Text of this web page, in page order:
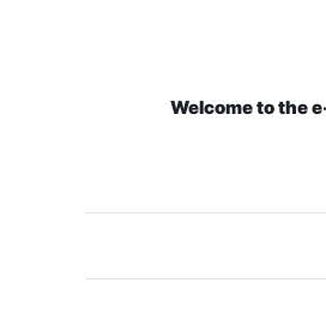
Welcome to the